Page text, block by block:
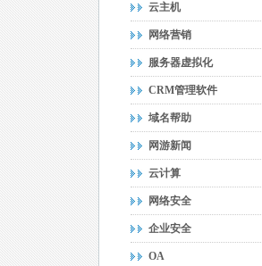
云主机
网络营销
服务器虚拟化
CRM管理软件
域名帮助
网游新闻
云计算
网络安全
企业安全
OA